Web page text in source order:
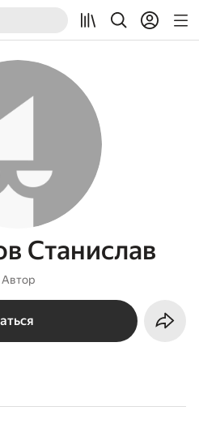
Станислав
Автор